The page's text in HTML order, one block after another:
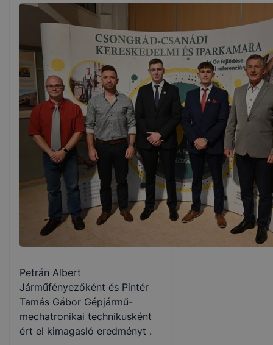
Petrán Albert
Járműfényezőként és Pintér
Tamás Gábor Gépjármű-
mechatronikai technikusként
ért el kimagasló eredményt .